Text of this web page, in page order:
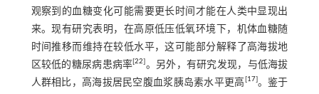
观察到的血糖变化可能需要更长时间才能在人类中显现出
来。现有研究表明，在高原低压低氧环境下，机体血糖随
时间推移而维持在较低水平，这可能部分解释了高海拔地
区较低的糖尿病患病率 [22 。另外，有研究发现，与低海拔
人群相比，高海拔居民空腹血浆胰岛素水平更高 17 。鉴于